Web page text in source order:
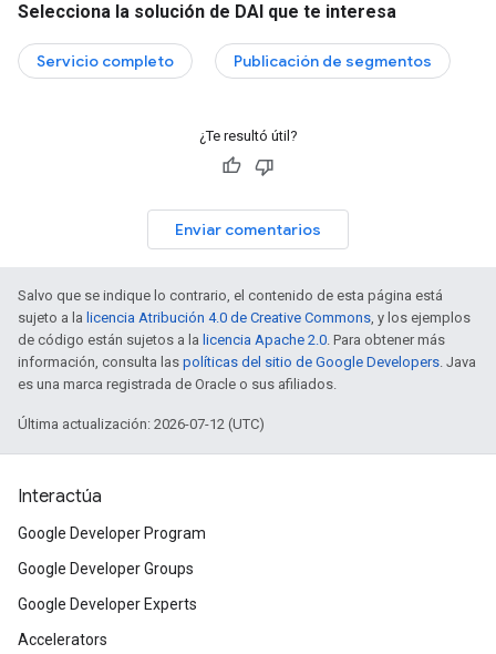
Selecciona la solución de DAI que te interesa
Servicio completo Publicación de segmentos
¿Te resultó útil?
Enviar comentarios
Salvo que se indique lo contrario, el contenido de esta página está
sujeto a la licencia Atribución 4.0 de Creative Commons, y los ejemplos
de código están sujetos a la licencia Apache 2.0. Para obtener más
información, consulta las políticas del sitio de Google Developers. Java
es una marca registrada de Oracle o sus afiliados.
Última actualización: 2026-07-12 (UTC)
Interactúa
Google Developer Program
Google Developer Groups
Google Developer Experts
Accelerators